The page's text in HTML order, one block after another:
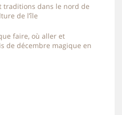
traditions dans le nord de
de l’île
faire, où aller et
de décembre magique en